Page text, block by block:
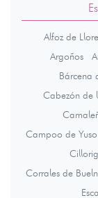
Alfoz de
Argoños
Bárcena
Cabezón de
Campoo de Yuso
Corrales de